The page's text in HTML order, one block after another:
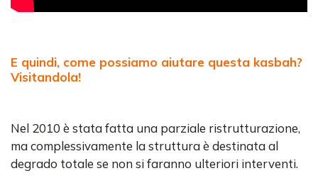
E quindi, come possiamo aiutare questa kasbah?
Visitandola!
Nel 2010 è stata fatta una parziale ristrutturazione,
ma complessivamente la struttura è destinata al
degrado totale se non si faranno ulteriori interventi.